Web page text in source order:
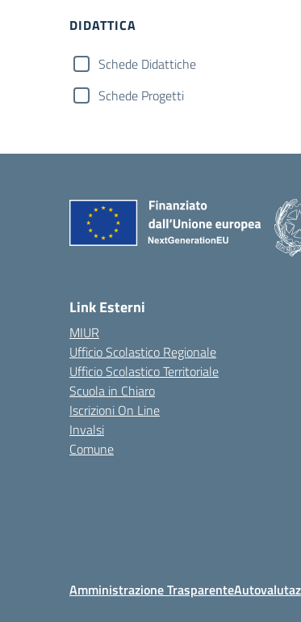
DIDATTICA
Schede Didattiche
Schede Progetti
Link Esterni
MIUR
Ufficio Scolastico Regionale
Ufficio Scolastico Territoriale
Scuola in Chiaro
Iscrizioni On Line
Invalsi
Comune
Amministrazione Trasparente